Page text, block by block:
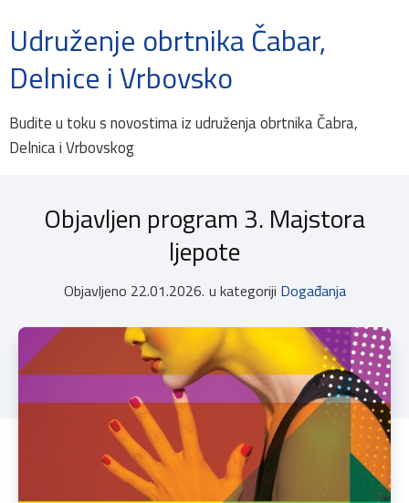
Udruženje obrtnika Čabar,
Delnice i Vrbovsko
Budite u toku s novostima iz udruženja obrtnika Čabra,
Delnica i Vrbovskog
Objavljen program 3. Majstora
ljepote
Objavljeno 22.01.2026. u kategoriji Događanja